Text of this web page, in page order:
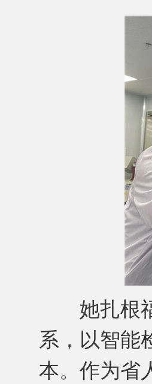
她扎根福
系，以智能
本。作为省